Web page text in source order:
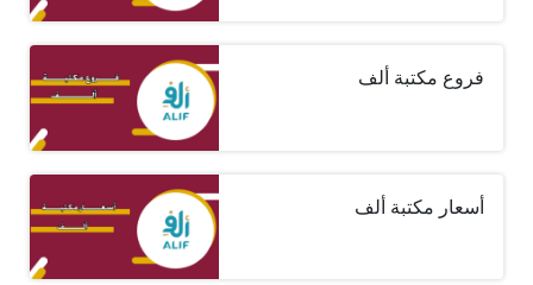
فروع مكتبة ألف
أسعار مكتبة ألف